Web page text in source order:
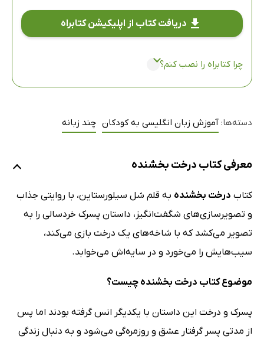
دریافت کتاب از اپلیکیشن کتابراه
چرا کتابراه را نصب کنم؟
دسته‌ها: آموزش زبان انگلیسی به کودکان چند زبانه
معرفی کتاب درخت بخشنده
کتاب درخت بخشنده به قلم شل سیلورستاین، با روایتی جذاب
و تصویرسازی‌های شگفت‌انگیز، داستان پسرک خردسالی را به
تصویر می‌کشد که با شاخه‌های یک درخت بازی می‌کند،
سیب‌هایش را می‌خورد و در سایه‌اش می‌خوابد.
موضوع کتاب درخت بخشنده چیست؟
پسرک و درخت این داستان با یکدیگر انس گرفته بودند اما پس
از مدتی پسر گرفتار عشق و روزمره‌گی می‌شود و به دنبال زندگی